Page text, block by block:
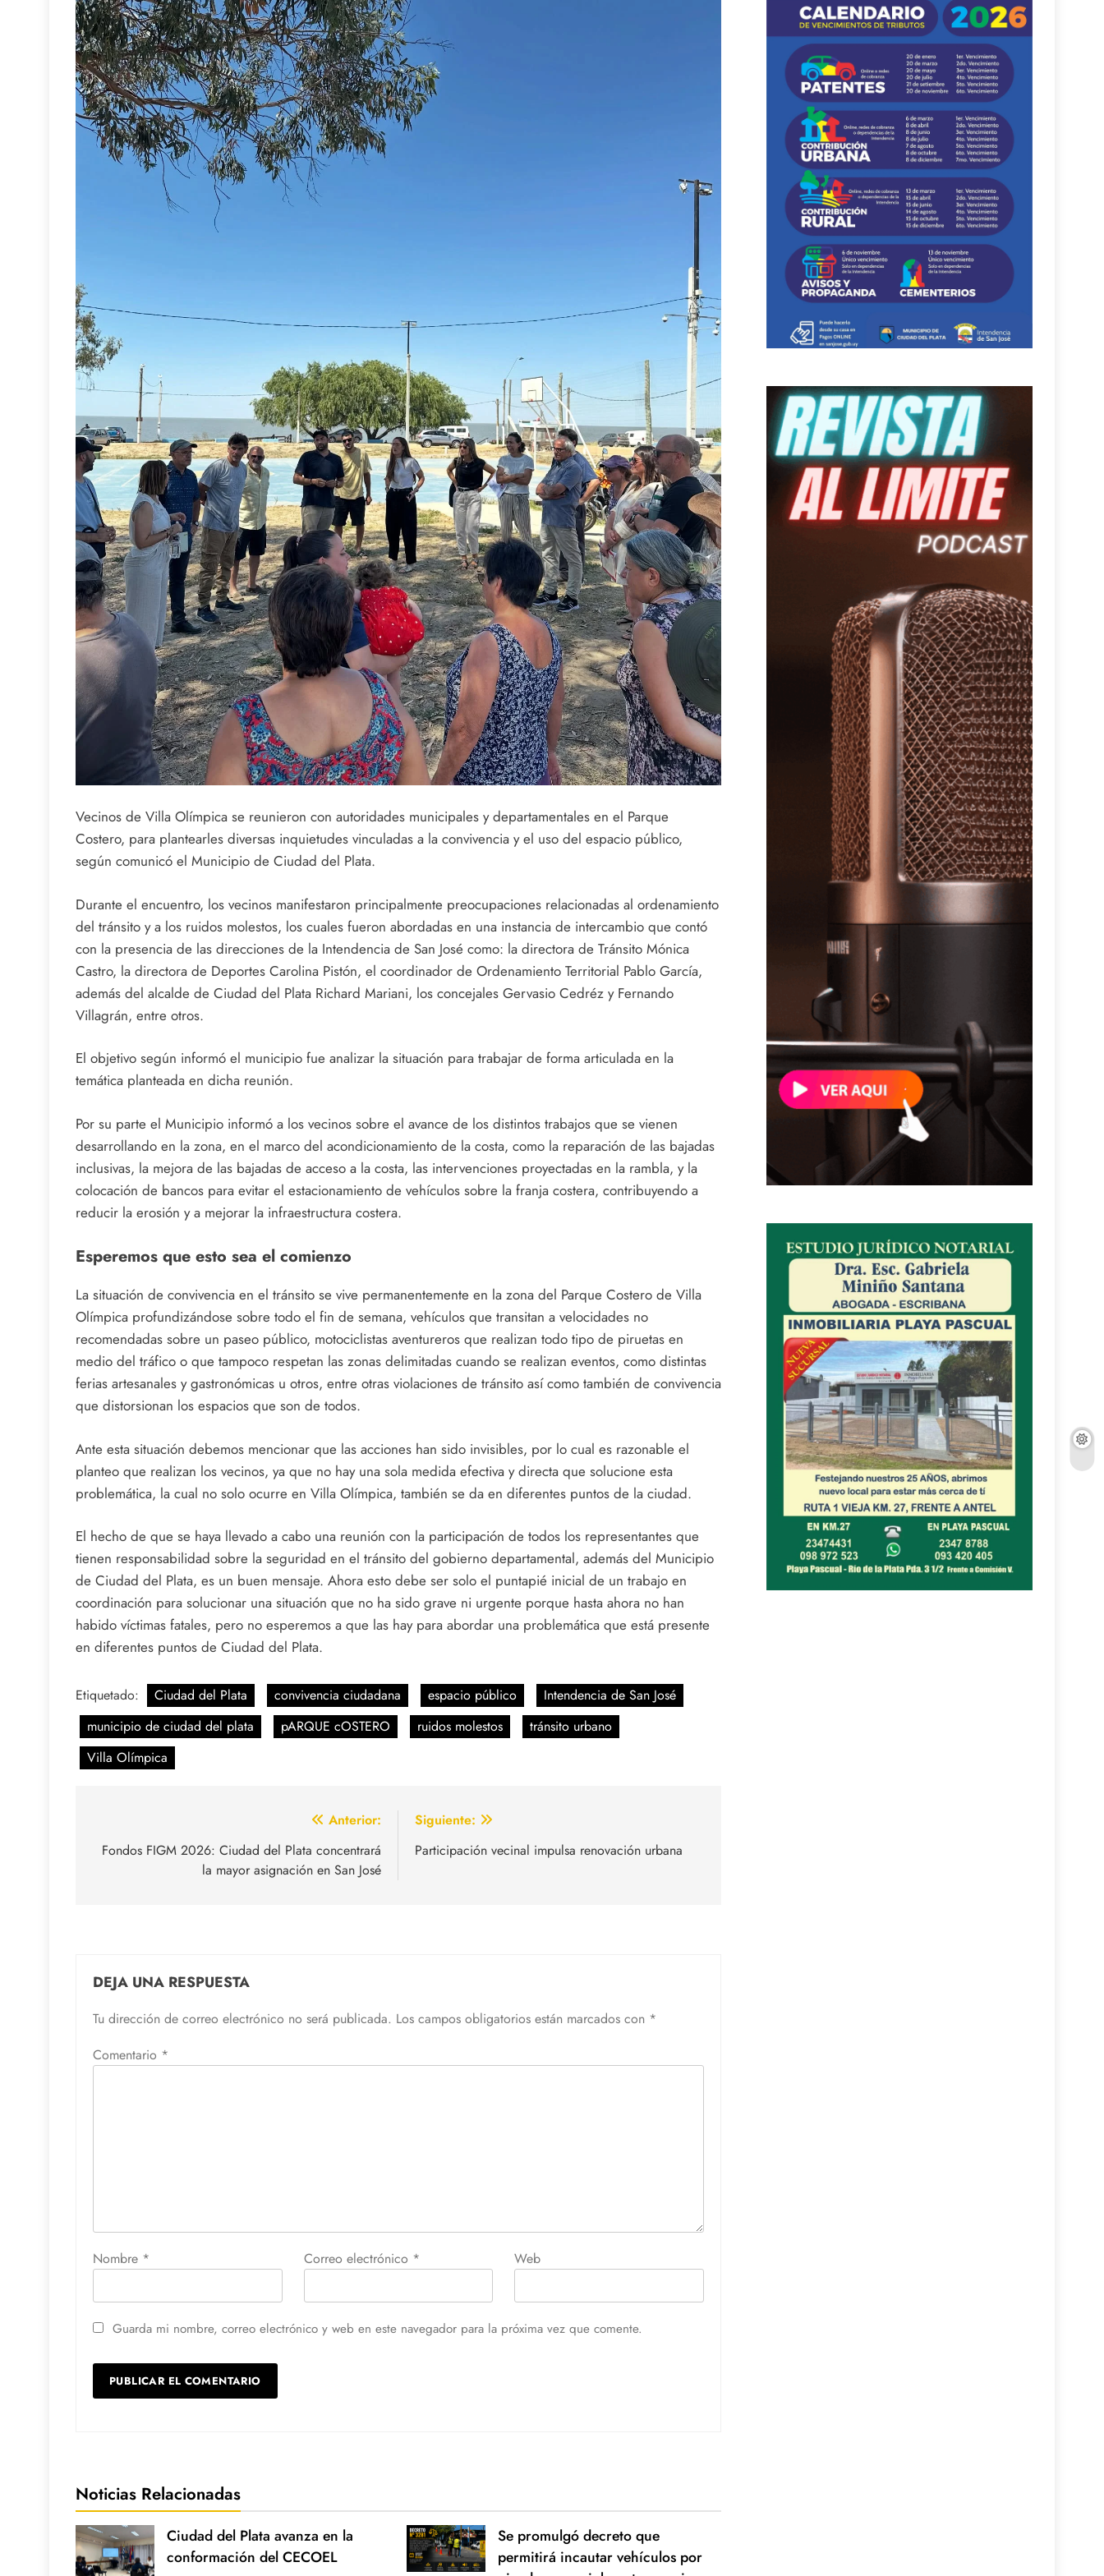
Vecinos de Villa Olímpica se reunieron con autoridades municipales y departamentales en el Parque
Costero, para plantearles diversas inquietudes vinculadas a la convivencia y el uso del espacio público,
según comunicó el Municipio de Ciudad del Plata.
Durante el encuentro, los vecinos manifestaron principalmente preocupaciones relacionadas al ordenamiento
del tránsito y a los ruidos molestos, los cuales fueron abordadas en una instancia de intercambio que contó
con la presencia de las direcciones de la Intendencia de San José como: la directora de Tránsito Mónica
Castro, la directora de Deportes Carolina Pistón, el coordinador de Ordenamiento Territorial Pablo García,
además del alcalde de Ciudad del Plata Richard Mariani, los concejales Gervasio Cedréz y Fernando
Villagrán, entre otros.
El objetivo según informó el municipio fue analizar la situación para trabajar de forma articulada en la
temática planteada en dicha reunión.
Por su parte el Municipio informó a los vecinos sobre el avance de los distintos trabajos que se vienen
desarrollando en la zona, en el marco del acondicionamiento de la costa, como la reparación de las bajadas
inclusivas, la mejora de las bajadas de acceso a la costa, las intervenciones proyectadas en la rambla, y la
colocación de bancos para evitar el estacionamiento de vehículos sobre la franja costera, contribuyendo a
reducir la erosión y a mejorar la infraestructura costera.
Esperemos que esto sea el comienzo
La situación de convivencia en el tránsito se vive permanentemente en la zona del Parque Costero de Villa
Olímpica profundizándose sobre todo el fin de semana, vehículos que transitan a velocidades no
recomendadas sobre un paseo público, motociclistas aventureros que realizan todo tipo de piruetas en
medio del tráfico o que tampoco respetan las zonas delimitadas cuando se realizan eventos, como distintas
ferias artesanales y gastronómicas u otros, entre otras violaciones de tránsito así como también de convivencia
que distorsionan los espacios que son de todos.
Ante esta situación debemos mencionar que las acciones han sido invisibles, por lo cual es razonable el
planteo que realizan los vecinos, ya que no hay una sola medida efectiva y directa que solucione esta
problemática, la cual no solo ocurre en Villa Olímpica, también se da en diferentes puntos de la ciudad.
El hecho de que se haya llevado a cabo una reunión con la participación de todos los representantes que
tienen responsabilidad sobre la seguridad en el tránsito del gobierno departamental, además del Municipio
de Ciudad del Plata, es un buen mensaje. Ahora esto debe ser solo el puntapié inicial de un trabajo en
coordinación para solucionar una situación que no ha sido grave ni urgente porque hasta ahora no han
habido víctimas fatales, pero no esperemos a que las hay para abordar una problemática que está presente
en diferentes puntos de Ciudad del Plata.
Etiquetado: Ciudad del Plata convivencia ciudadana espacio público
Intendencia de San José
municipio de ciudad del plata
pARQUE cOSTERO ruidos molestos
tránsito urbano
Villa Olímpica
de
Anterior:
Fondos FIGM 2026: Ciudad del Plata concentrará
la mayor asignación en San José
Siguiente:
Participación vecinal impulsa renovación urbana
DEJA UNA RESPUESTA
Tu dirección de correo electrónico no será publicada. Los campos obligatorios están marcados con *
Comentario *
Nombre * Correo electrónico * Web
Guarda mi nombre, correo electrónico y web en este navegador para la próxima vez que comente.
Noticias Relacionadas
Ciudad del Plata avanza en la
conformación del CECOEL
Se promulgó decreto que
permitirá incautar vehículos por